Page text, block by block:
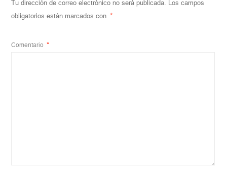
Tu dirección de correo electrónico no será publicada. Los campos
obligatorios están marcados con *
Comentario *